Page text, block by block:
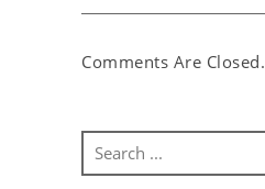
Comments Are Closed.